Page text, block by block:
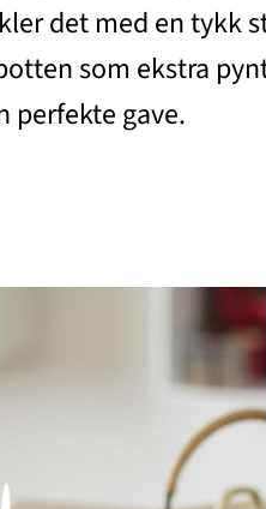
det med en
som ekstra
perfekte gave.